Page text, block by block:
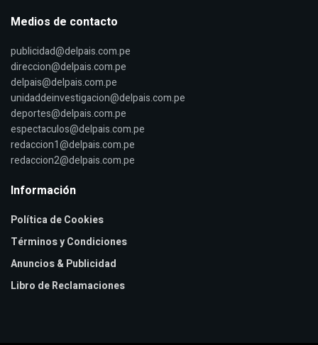
Medios de contacto
publicidad@delpais.com.pe
direccion@delpais.com.pe
delpais@delpais.com.pe
unidaddeinvestigacion@delpais.com.pe
deportes@delpais.com.pe
espectaculos@delpais.com.pe
redaccion1@delpais.com.pe
redaccion2@delpais.com.pe
Información
Política de Cookies
Términos y Condiciones
Anuncios & Publicidad
Libro de Reclamaciones